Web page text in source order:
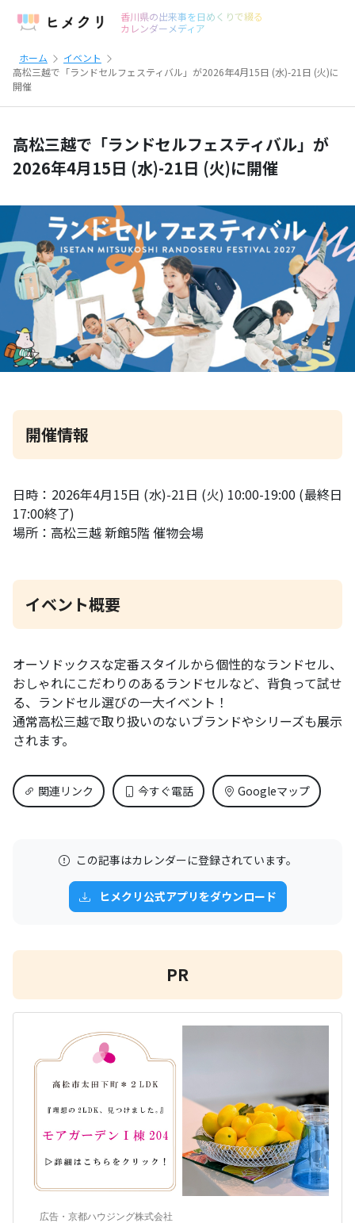
香川県の出来事を日めくりで綴る
カレンダーメディア
ホーム
イベント
高松三越で「ランドセルフェスティバル」が2026年4月15日 (水)-21日 (火)に
開催
高松三越で「ランドセルフェスティバル」が
2026年4月15日 (水)-21日 (火)に開催
開催情報
日時：2026年4月15日 (水)-21日 (火) 10:00-19:00 (最終日
17:00終了)
場所：高松三越 新館5階 催物会場
イベント概要
オーソドックスな定番スタイルから個性的なランドセル、
おしゃれにこだわりのあるランドセルなど、背負って試せ
る、ランドセル選びの一大イベント！
通常高松三越で取り扱いのないブランドやシリーズも展示
されます。
関連リンク 今すぐ電話 Googleマップ
この記事はカレンダーに登録されています。
ヒメクリ公式アプリをダウンロード
PR